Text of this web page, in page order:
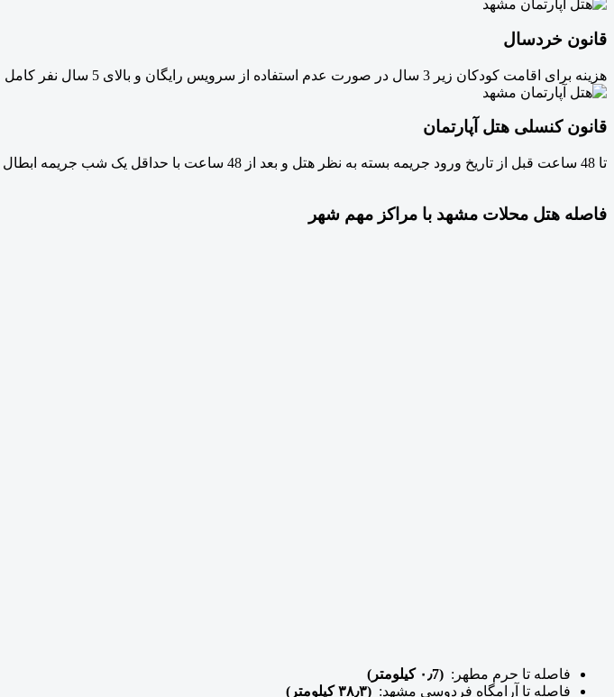
قانون خردسال
هزینه برای اقامت کودکان زیر 3 سال در صورت عدم استفاده از سرویس رایگان و بالای 5 سال نفر کامل محاسبه می شود.
قانون کنسلی هتل آپارتمان
تا 48 ساعت قبل از تاریخ ورود جریمه بسته به نظر هتل و بعد از 48 ساعت با حداقل یک شب جریمه ابطال خواهد شد.
فاصله هتل محلات مشهد با مراکز مهم شهر
فاصله تا حرم مطهر: (۰٫7 کیلومتر)
فاصله تا آرامگاه فردوسی مشهد: (۳۸٫۳ کیلومتر)